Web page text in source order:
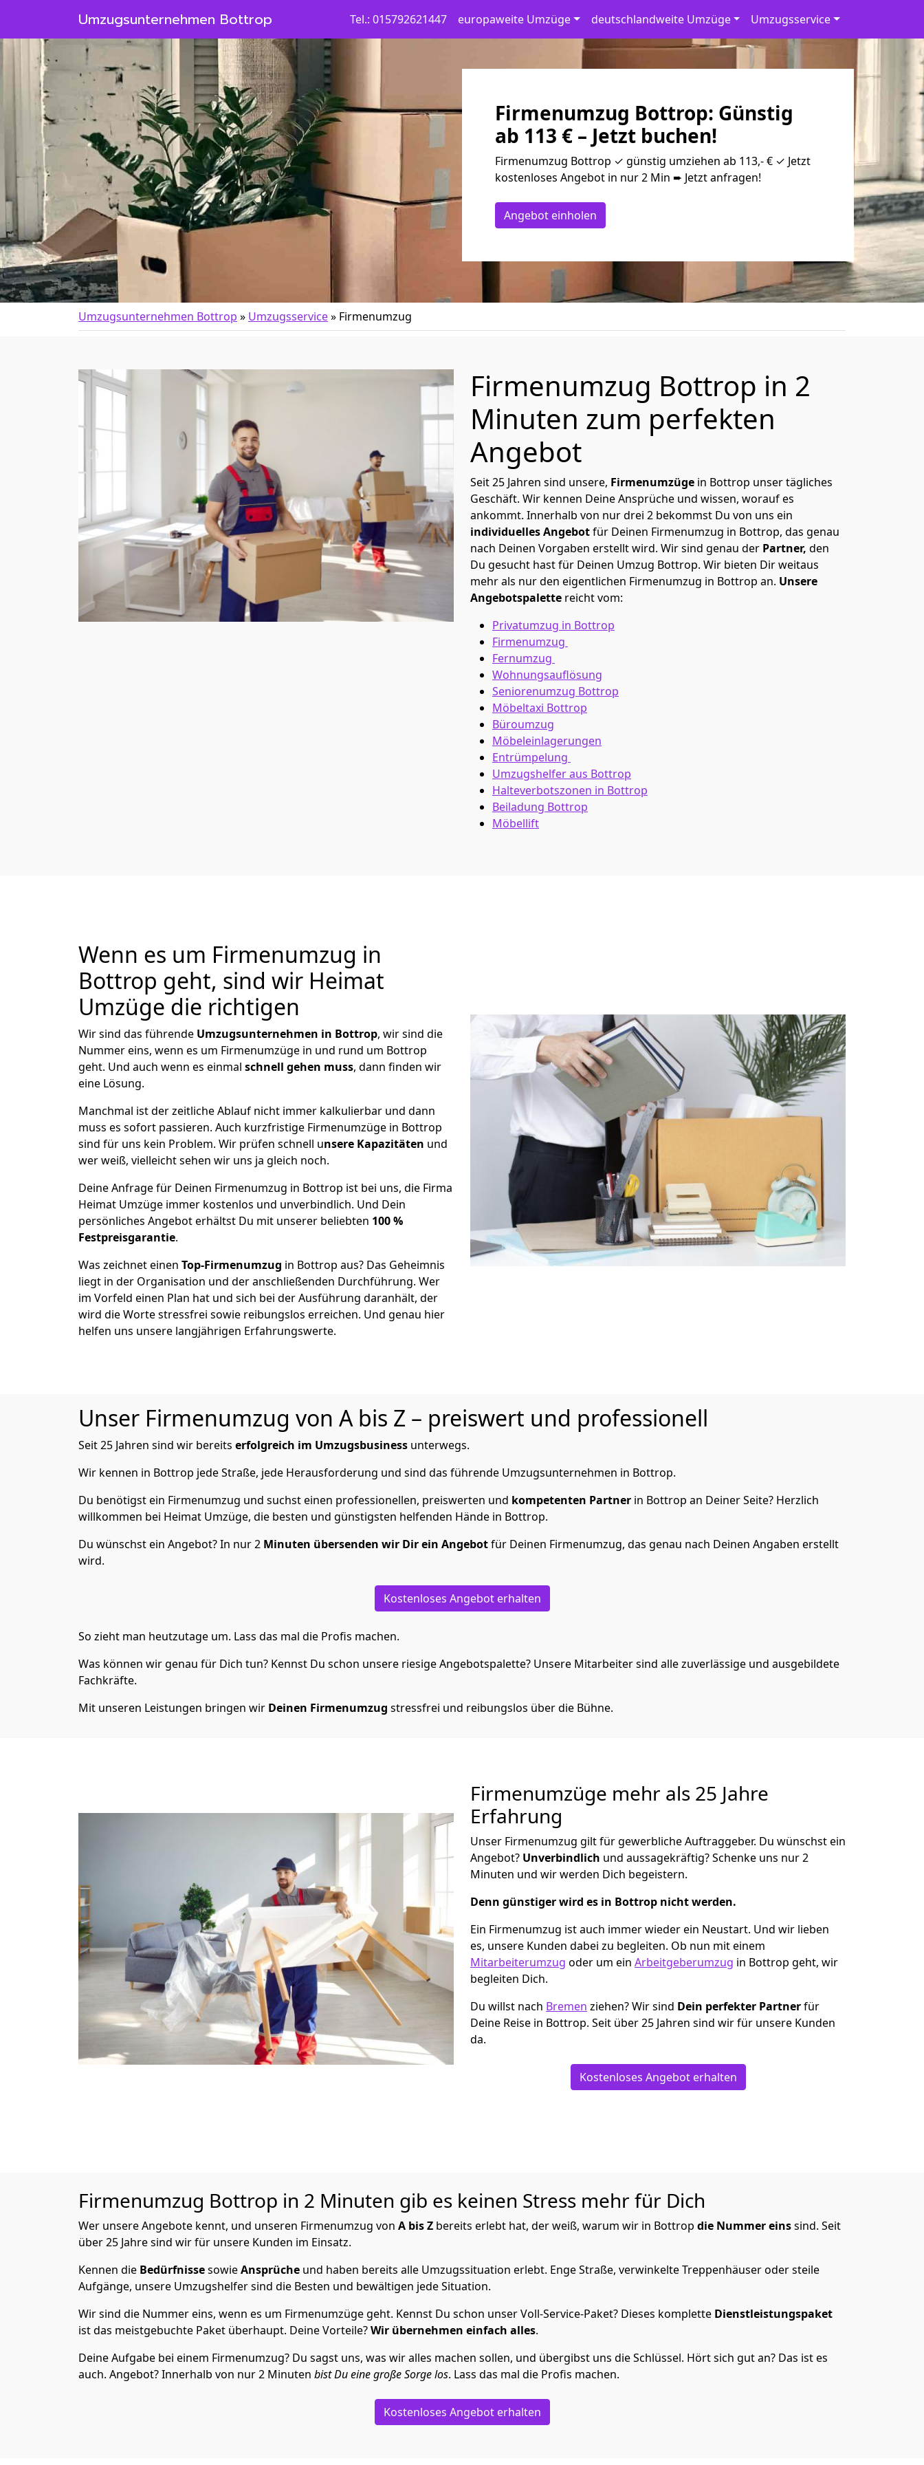
Umzugsunternehmen Bottrop Tel.: 015792621447 europaweite Umzüge deutschlandweite Umzüge Umzugsservice
Firmenumzug Bottrop: Günstig
ab 113 € – Jetzt buchen!
Firmenumzug Bottrop ✓ günstig umziehen ab 113,- € ✓ Jetzt
kostenloses Angebot in nur 2 Min ➨ Jetzt anfragen!
Angebot einholen
Umzugsunternehmen Bottrop » Umzugsservice» Firmenumzug
Firmenumzug Bottrop in 2
Minuten zum perfekten
Angebot
Seit 25 Jahren sind unsere, Firmenumzüge in Bottrop unser tägliches
Geschäft. Wir kennen Deine Ansprüche und wissen, worauf es
ankommt. Innerhalb von nur drei 2 bekommst Du von uns ein
individuelles Angebotfür Deinen Firmenumzug in Bottrop, das genau
nach Deinen Vorgaben erstellt wird. Wir sind genau der Partner, den
Du gesucht hast für Deinen Umzug Bottrop. Wir bieten Dir weitaus
mehr als nur den eigentlichen Firmenumzug in Bottrop an. Unsere
Angebotspalette reicht vom:
Privatumzug in Bottrop
Firmenumzug
Fernumzug
Wohnungsauflösung
Seniorenumzug Bottrop
Möbeltaxi Bottrop
Büroumzug
Möbeleinlagerungen
Entrümpelung
Umzugshelfer aus Bottrop
Halteverbotszonen in Bottrop
Beiladung Bottrop
Möbellift
Wenn es um Firmenumzug in
Bottrop geht, sind wir Heimat
Umzüge die richtigen
Wir sind das führende Umzugsunternehmen in Bottrop, wir sind die
Nummer eins, wenn es um Firmenumzüge in und rund um Bottrop
geht. Und auch wenn es einmal schnell gehen muss, dann finden wir
eine Lösung.
Manchmal ist der zeitliche Ablauf nicht immer kalkulierbar und dann
muss es sofort passieren. Auch kurzfristige Firmenumzüge in Bottrop
sind für uns kein Problem. Wir prüfen schnell unsere Kapazitäten und
wer weiß, vielleicht sehen wir uns ja gleich noch.
Deine Anfrage für Deinen Firmenumzug in Bottrop ist bei uns, die Firma
Heimat Umzüge immer kostenlos und unverbindlich. Und Dein
persönliches Angebot erhältst Du mit unserer beliebten 100 %
Festpreisgarantie.
Was zeichnet einen Top-Firmenumzug in Bottrop aus? Das Geheimnis
liegt in der Organisation und der anschließenden Durchführung. Wer
im Vorfeld einen Plan hat und sich bei der Ausführung daranhält, der
wird die Worte stressfrei sowie reibungslos erreichen. Und genau hier
helfen uns unsere langjährigen Erfahrungswerte.
Unser Firmenumzug von A bis Z – preiswert und professionell
Seit 25 Jahren sind wir bereits erfolgreich im Umzugsbusiness unterwegs.
Wir kennen in Bottrop jede Straße, jede Herausforderung und sind das führende Umzugsunternehmen in Bottrop.
Du benötigst ein Firmenumzug und suchst einen professionellen, preiswerten und kompetenten Partner in Bottrop an Deiner Seite? Herzlich
willkommen bei Heimat Umzüge, die besten und günstigsten helfenden Hände in Bottrop.
Du wünschst ein Angebot? In nur 2 Minuten übersenden wir Dir ein Angebotfür Deinen Firmenumzug, das genau nach Deinen Angaben erstellt
wird.
Kostenloses Angebot erhalten
So zieht man heutzutage um. Lass das mal die Profis machen.
Was können wir genau für Dich tun? Kennst Du schon unsere riesige Angebotspalette? Unsere Mitarbeiter sind alle zuverlässige und ausgebildete
Fachkräfte.
Mit unseren Leistungen bringen wir Deinen Firmenumzug stressfrei und reibungslos über die Bühne.
Firmenumzüge mehr als 25 Jahre
Erfahrung
Unser Firmenumzug gilt für gewerbliche Auftraggeber. Du wünschst ein
Angebot? Unverbindlich und aussagekräftig? Schenke uns nur 2
Minuten und wir werden Dich begeistern.
Denn günstiger wird es in Bottrop nicht werden.
Ein Firmenumzug ist auch immer wieder ein Neustart. Und wir lieben
es, unsere Kunden dabei zu begleiten. Ob nun mit einem
Mitarbeiterumzug oder um ein Arbeitgeberumzug in Bottrop geht, wir
begleiten Dich.
Du willst nach Bremen ziehen? Wir sind Dein perfekter Partnerfür
Deine Reise in Bottrop. Seit über 25 Jahren sind wir für unsere Kunden
da.
Kostenloses Angebot erhalten
Firmenumzug Bottrop in 2 Minuten gib es keinen Stress mehr für Dich
Wer unsere Angebote kennt, und unseren Firmenumzug von A bis Z bereits erlebt hat, der weiß, warum wir in Bottrop die Nummer einssind. Seit
über 25 Jahre sind wir für unsere Kunden im Einsatz.
Kennen die BedürfnissesowieAnsprüche und haben bereits alle Umzugssituation erlebt. Enge Straße, verwinkelte Treppenhäuser oder steile
Aufgänge, unsere Umzugshelfer sind die Besten und bewältigen jede Situation.
Wir sind die Nummer eins, wenn es um Firmenumzüge geht. Kennst Du schon unser Voll-Service-Paket? Dieses komplette Dienstleistungspaket
ist das meistgebuchte Paket überhaupt. Deine Vorteile?Wir übernehmen einfach alles.
Deine Aufgabe bei einem Firmenumzug? Du sagst uns, was wir alles machen sollen, und übergibst uns die Schlüssel. Hört sich gut an? Das ist es
auch. Angebot? Innerhalb von nur 2 Minuten bist Du eine große Sorge los. Lass das mal die Profis machen.
Kostenloses Angebot erhalten